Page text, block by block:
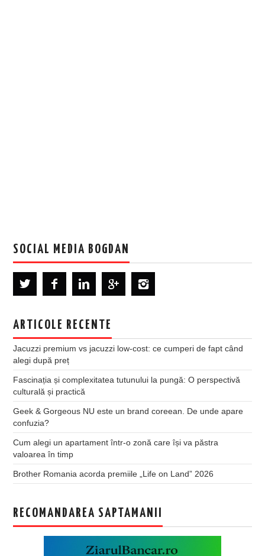
SOCIAL MEDIA BOGDAN
ARTICOLE RECENTE
Jacuzzi premium vs jacuzzi low-cost: ce cumperi de fapt când
alegi după preț
Fascinația și complexitatea tutunului la pungă: O perspectivă
culturală și practică
Geek & Gorgeous NU este un brand coreean. De unde apare
confuzia?
Cum alegi un apartament într-o zonă care își va păstra
valoarea în timp
Brother Romania acorda premiile „Life on Land” 2026
RECOMANDAREA SAPTAMANII